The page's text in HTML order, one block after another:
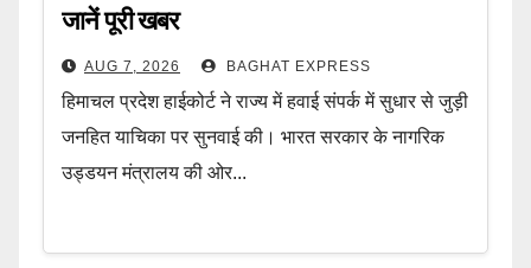
जानें पूरी खबर
AUG 7, 2026 BAGHAT EXPRESS
हिमाचल प्रदेश हाईकोर्ट ने राज्य में हवाई संपर्क में सुधार से जुड़ी
जनहित याचिका पर सुनवाई की। भारत सरकार के नागरिक
उड्डयन मंत्रालय की ओर...